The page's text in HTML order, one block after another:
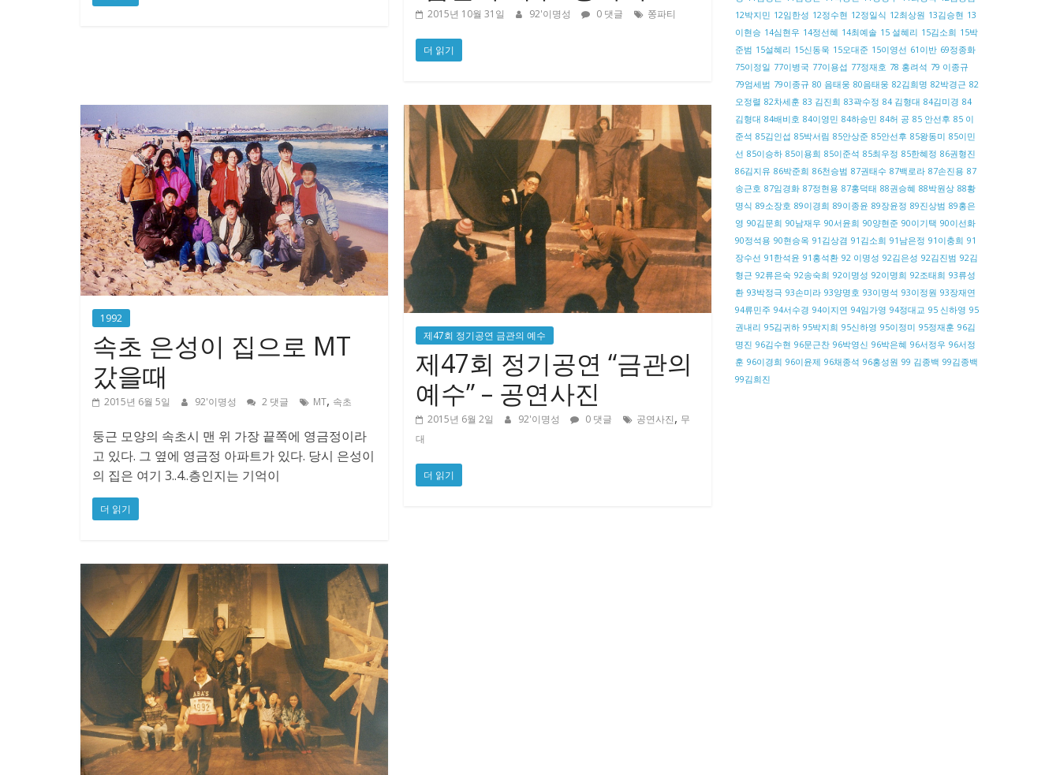
2015년 10월 31일 92'이명성 0 댓글 쫑파티
더 읽기
1992
속초 은성이 집으로 MT
갔을때
2015년 6월 5일 92'이명성 2 댓글 MT, 속초
둥근 모양의 속초시 맨 위 가장 끝쪽에 영금정이라
고 있다. 그 옆에 영금정 아파트가 있다. 당시 은성이
의 집은 여기 3..4..층인지는 기억이
더 읽기
제47회 정기공연 금관의 예수
제47회 정기공연 “금관의
예수” – 공연사진
2015년 6월 2일 92'이명성 0 댓글 공연사진, 무
대
더 읽기
12박지민 12임한성 12정수현 12정일식 12최상원 13김승현 13
이현승 14심현우 14정선혜 14최예솔 15 설혜리 15김소희 15박
준범 15설혜리 15신동욱 15오대준 15이영선 61이반 69정종화
75이정일 77이병국 77이용섭 77정재호 78 홍려석 79 이종규
79엄세범 79이종규 80 음태웅 80음태웅 82김희명 82박경근 82
오정렬 82차세훈 83 김진희 83곽수정 84 김형대 84김미경 84
김형대 84배비호 84이영민 84하승민 84허 공 85 안선후 85 이
준석 85김인섭 85박서림 85안상준 85안선후 85왕동미 85이민
선 85이승하 85이용희 85이준석 85최우정 85한혜정 86권형진
86김지유 86박준희 86천승범 87권태수 87백로라 87손진용 87
송근호 87임경화 87정현용 87홍덕태 88권승혜 88박원상 88황
명식 89소장호 89이경희 89이종윤 89장윤정 89진상범 89홍은
영 90김문희 90남재우 90서윤희 90양현준 90이기택 90이선화
90정석용 90현승옥 91김상겸 91김소희 91남은정 91이충희 91
장수선 91한석윤 91홍석환 92 이명성 92김은성 92김진범 92김
형근 92류은숙 92송숙희 92이명성 92이명희 92조태희 93류성
환 93박정극 93손미라 93양명호 93이명석 93이정원 93장재연
94류민주 94서수경 94이지연 94임가영 94정대교 95 신하영 95
권내리 95김귀하 95박지희 95신하영 95이정미 95정재훈 96김
명진 96김수현 96문근찬 96박영신 96박은혜 96서정우 96서정
훈 96이경희 96이윤제 96채종석 96홍성원 99 김종백 99김종백
99김희진